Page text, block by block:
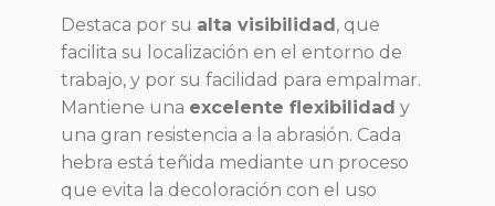
Destaca por su alta visibilidad , que
facilita su localización en el entorno de
trabajo, y por su facilidad para empalmar.
Mantiene una excelente flexibilidad y
una gran resistencia a la abrasión. Cada
hebra está teñida mediante un proceso
que evita la decoloración con el uso